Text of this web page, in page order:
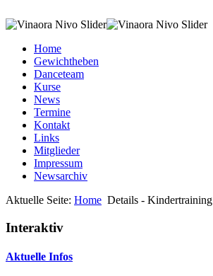
Home
Gewichtheben
Danceteam
Kurse
News
Termine
Kontakt
Links
Mitglieder
Impressum
Newsarchiv
Aktuelle Seite: Home Details - Kindertraining
Interaktiv
Aktuelle Infos